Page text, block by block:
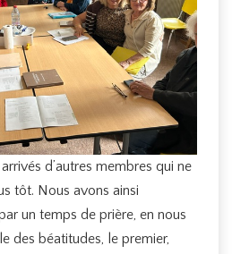
d’autres membres qui ne
tôt. Nous avons ainsi
un temps de prière, en nous
des béatitudes, le premier,